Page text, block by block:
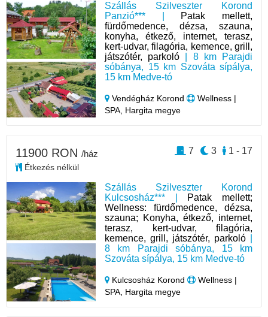
Szállás Szilveszter Korond
Panzió*** | Patak mellett,
fürdőmedence, dézsa, szauna,
konyha, étkező, internet, terasz,
kert-udvar, filagória, kemence, grill,
játszótér, parkoló | 8 km Parajdi
sóbánya, 15 km Szováta sípálya,
15 km Medve-tó
Vendégház Korond
Wellness |
SPA, Hargita megye
Szállás Szilveszter Korond
Kulcsosház*** | Patak mellett;
Wellness: fürdőmedence, dézsa,
szauna; Konyha, étkező, internet,
terasz, kert-udvar, filagória,
kemence, grill, játszótér, parkoló
8 km Parajdi sóbánya, 15 km
Szováta sípálya, 15 km Medve-tó
Kulcsosház Korond
Wellness |
SPA, Hargita megye
11900 RON /ház
Étkezés nélkül
1 - 17
3
7